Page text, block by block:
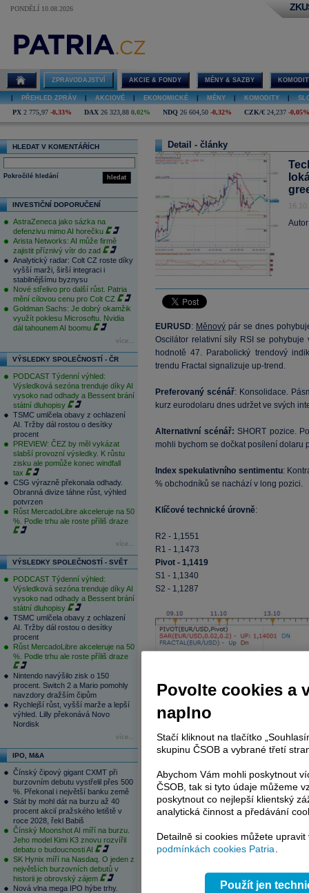
PONDĚLÍ 10.08.2026
ZPRAVODAJSTVÍ AKCIE & FONDY MĚNY & SAZBY
PŘEHLED ZPRÁV AKCIOVÉ EKONOMICKÉ MĚNY KOMODITY
PX 2 775,97 -0,33% DAX 26 323,88 0,02% NDQ 26 604,50 -0,32% CZK/€ 24,237 -0,05%
HLEDAT V KOMENTÁŘÍCH
hledat
Pokročilé hledání
INVESTIČNÍ DOPORUČENÍ
AstraZeneca jako sázka na
defenzivu mimo AI horečku
Arista Networks: AI může firmě
zajistit příznivý vítr do zad
Analytický radar: Colt CZ roste díky
vyšší marži, širší integraci i
stabilnějšímu byznysu
Nové střelivo pro další růst. Patria
mění cílovou cenu pro Colt CZ
Goldman Sachs: Je dobrý okamžik
využít poklesu Microsoftu. Nvidia
dál tahounem AI boomu
více...
VÝSLEDKY SPOLEČNOSTÍ - ČR
PODCAST Týdenní výhled:
Výsledková sezóna trenduje díky AI
vysoko nad odhady a Bessent brání
státní dluhopisy
TSMC umlčela obavy z ochlazení
AI. Tržby dál rostou o desítky
procent
PREVIEW: ČEZ by měl vykázat
slabší provozní výsledky. K růstu
zisku ale pomůže konec windfall
tax
CSG výrazně překonala odhady.
Obranná divize táhne růst, výhled
potvrzen
Růst MercadoLibre akceleruje na 50
%. Podle trhu ale roste příliš draze
více...
VÝSLEDKY SPOLEČNOSTÍ - SVĚT
PODCAST Týdenní výhled:
Výsledková sezóna trenduje díky AI
vysoko nad odhady a Bessent brání
státní dluhopisy
TSMC umlčela obavy z ochlazení
AI. Tržby dál rostou o desítky
procent
Růst MercadoLibre akceleruje na 50
%. Podle trhu ale roste příliš draze
Nintendo navýšilo zisk o 150
procent. Switch 2 a Mario pomohly
navzdory dražším čipům
Rychlejší růst, vyšší marže a lepší
výhled. Lilly překonává Novo
Nordisk
více...
IPO, M&A
Čínský čipový gigant CXMT při
burzovním debutu vystřelil přes 500
%. Překonal i největší banku země
Stát by mohl dát na burzu až 40
procent akcií pražského letiště v
roce 2028, řekl Babiš
Čínský Moonshot AI míří na burzu.
Jeho model Kimi K3 znovu rozvířil
debatu o budoucnosti AI
SK Hynix míří na Nasdaq. O jeden z
největších burzovních debutů v
historii je obrovský zájem
Nová vlna mega IPO hýbe trhy.
Detail - články
EURUSD: Měnový pár se dnes
Oscilátor relativní síly RSI se
hodnotě 47. Parabolický trendový
trendu Fractal signalizuje up-trend.
Preferovaný scénář: Konsolidace.
kurz eurodolaru dnes udržet ve svých
Alternativní scénář: SHORT pozice.
mohli bychom se dočkat posílení dolaru
Index spekulativního sentimentu:
% obchodníků se nachází v long pozici.
Klíčové technické úrovně:
R2 - 1,1551
R1 - 1,1473
Pivot - 1,1419
S1 - 1,1340
S2 - 1,1287
Povolte cookies a
naplno
Stačí kliknout na tlačítko
skupinu ČSOB a vybrané třetí
Abychom Vám mohli poskytnout
ČSOB, tak si tyto údaje můžeme
poskytnout co nejlepší klientský
analytická činnost a předávání
Detailně si cookies můžete
podmínkách cookies Patria
Použít jen